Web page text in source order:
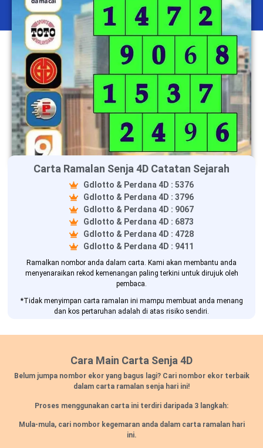
Carta Ramalan Senja 4D Catatan Sejarah
Gdlotto & Perdana 4D : 5376
Gdlotto & Perdana 4D : 3796
Gdlotto & Perdana 4D : 9067
Gdlotto & Perdana 4D : 6873
Gdlotto & Perdana 4D : 4728
Gdlotto & Perdana 4D : 9411
Ramalkan nombor anda dalam carta. Kami akan membantu anda
menyenaraikan rekod kemenangan paling terkini untuk dirujuk oleh
pembaca.
*Tidak menyimpan carta ramalan ini mampu membuat anda menang
dan kos pertaruhan adalah di atas risiko sendiri.
Cara Main Carta Senja 4D
Belum jumpa nombor ekor yang bagus lagi? Cari nombor ekor terbaik
dalam carta ramalan senja hari ini!
Proses menggunakan carta ini terdiri daripada 3 langkah:
Mula-mula, cari nombor kegemaran anda dalam carta ramalan hari
ini.